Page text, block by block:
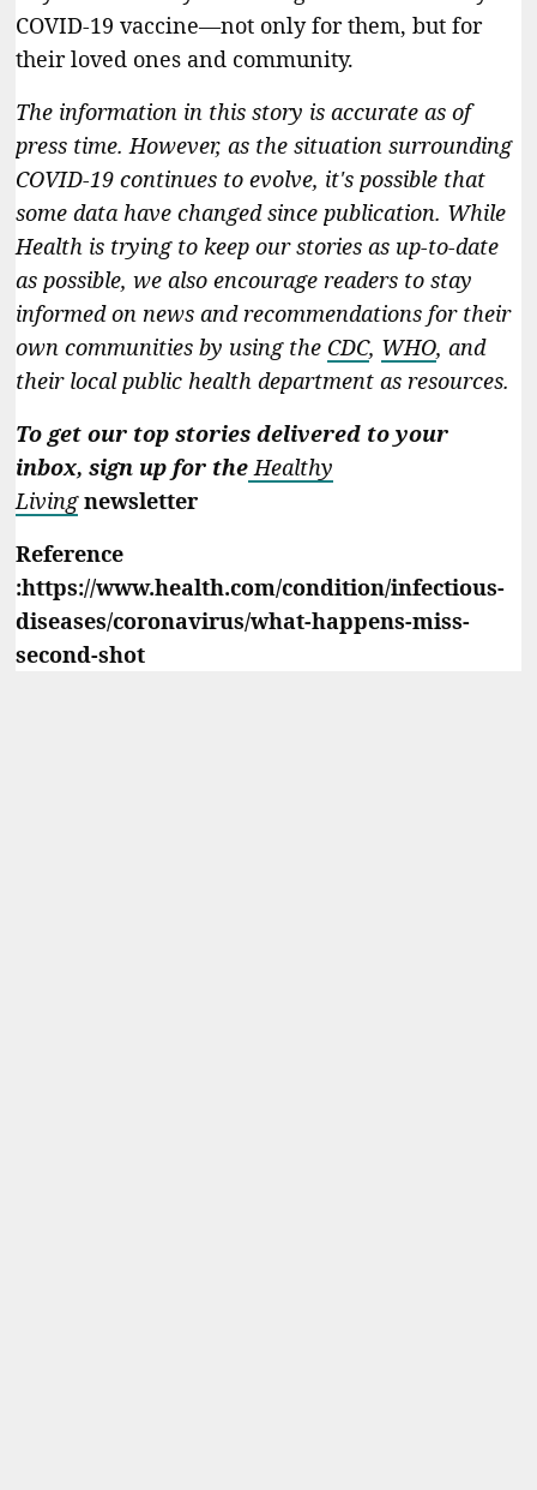
COVID-19 vaccine—not only for them, but for
their loved ones and community.
The information in this story is accurate as of
press time. However, as the situation surrounding
COVID-19 continues to evolve, it's possible that
some data have changed since publication. While
Health is trying to keep our stories as up-to-date
as possible, we also encourage readers to stay
informed on news and recommendations for their
own communities by using the CDC, WHO, and
their local public health department as resources.
To get our top stories delivered to your
inbox, sign up for the Healthy
Livingnewsletter
Reference
:https://www.health.com/condition/infectious-
diseases/coronavirus/what-happens-miss-
second-shot